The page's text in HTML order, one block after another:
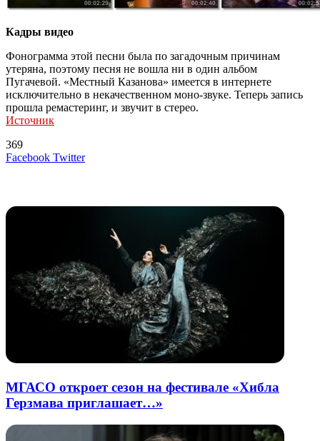
Кадры видео
Фонограмма этой песни была по загадочным причинам
утеряна, поэтому песня не вошла ни в один альбом
Пугачевой. «Местный Казанова» имеется в интернете
исключительно в некачественном моно-звуке. Теперь запись
прошла ремастеринг, и звучит в стерео.
Источник
369
Facebook TwitterLinkedIn
Tumblr
Reddit
Вконтакте
Одноклассники
Skype
Messenger
Messenger
WhatsApp
Telegram
Viber
Line
Поделиться
Печатать
МГАСО откроет сезон на фестивале «Хибла
Герзмава приглашает…»